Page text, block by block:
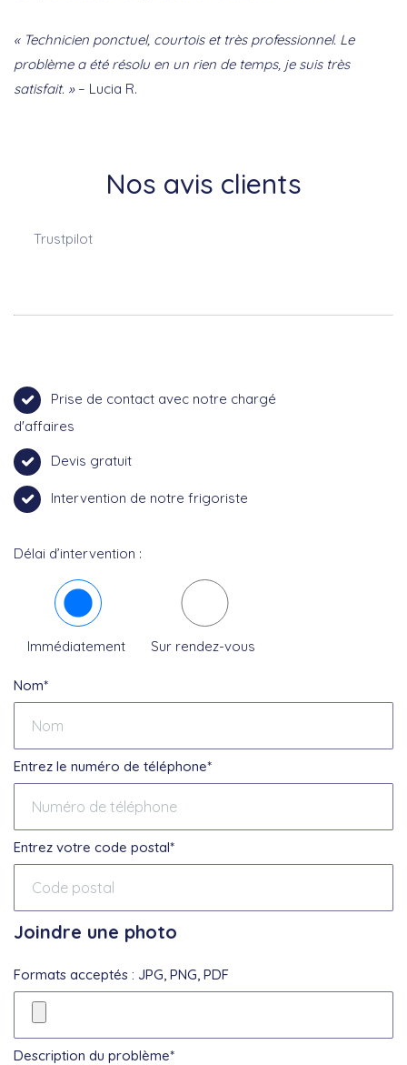
« Technicien ponctuel, courtois et très professionnel. Le
problème a été résolu en un rien de temps, je suis très
satisfait. »– Lucia R.
Nos avis clients
Trustpilot
Prise de contact avec notre chargé
d'affaires
Devis gratuit
Intervention de notre frigoriste
Délai d’intervention :
Immédiatement Sur rendez-vous
Nom*
Entrez le numéro de téléphone*
Entrez votre code postal*
Joindre une photo
Formats acceptés : JPG, PNG, PDF
Description du problème*